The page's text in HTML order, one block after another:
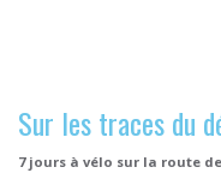
Sur les traces du
7 jours à vélo sur la route